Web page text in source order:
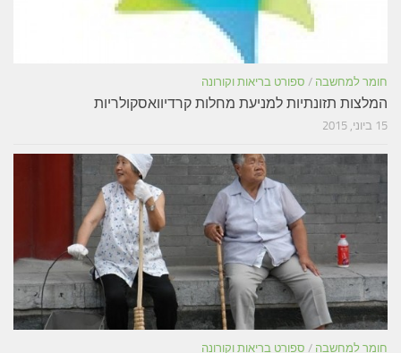
חומר למחשבה / ספורט בריאות וקורונה
המלצות תזונתיות למניעת מחלות קרדיוואסקולריות
15 ביוני, 2015
חומר למחשבה / ספורט בריאות וקורונה